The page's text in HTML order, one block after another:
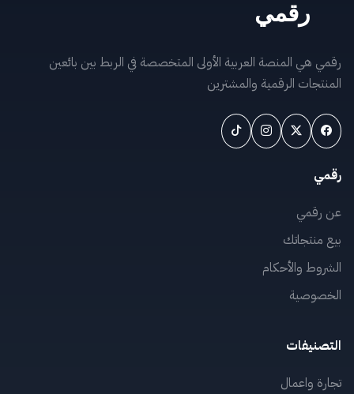
رقمي هي المنصة العربية الأولى المتخصصة في الربط بين بائعين
المنتجات الرقمية والمشترين
رقمي
عن رقمي
بيع منتجاتك
الشروط والأحكام
الخصوصية
التصنيفات
تجارة واعمال